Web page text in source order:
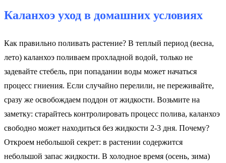
Каланхоэ уход в домашних условиях
Как правильно поливать растение? В теплый период (весна,
лето) каланхоэ поливаем прохладной водой, только не
задевайте стебель, при попадании воды может начаться
процесс гниения. Если случайно перелили, не переживайте,
сразу же освобождаем поддон от жидкости. Возьмите на
заметку: старайтесь контролировать процесс полива, каланхоэ
свободно может находиться без жидкости 2-3 дня. Почему?
Откроем небольшой секрет: в растении содержится
небольшой запас жидкости. В холодное время (осень, зима)